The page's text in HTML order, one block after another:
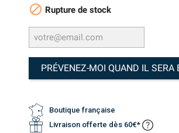
 Rupture de stock
PRÉVENEZ-MOI QUAND IL SERA
Boutique française
Livraison offerte dès 60€*